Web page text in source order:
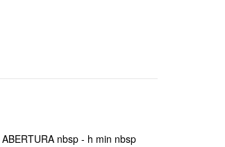
nbsp - h min nbsp